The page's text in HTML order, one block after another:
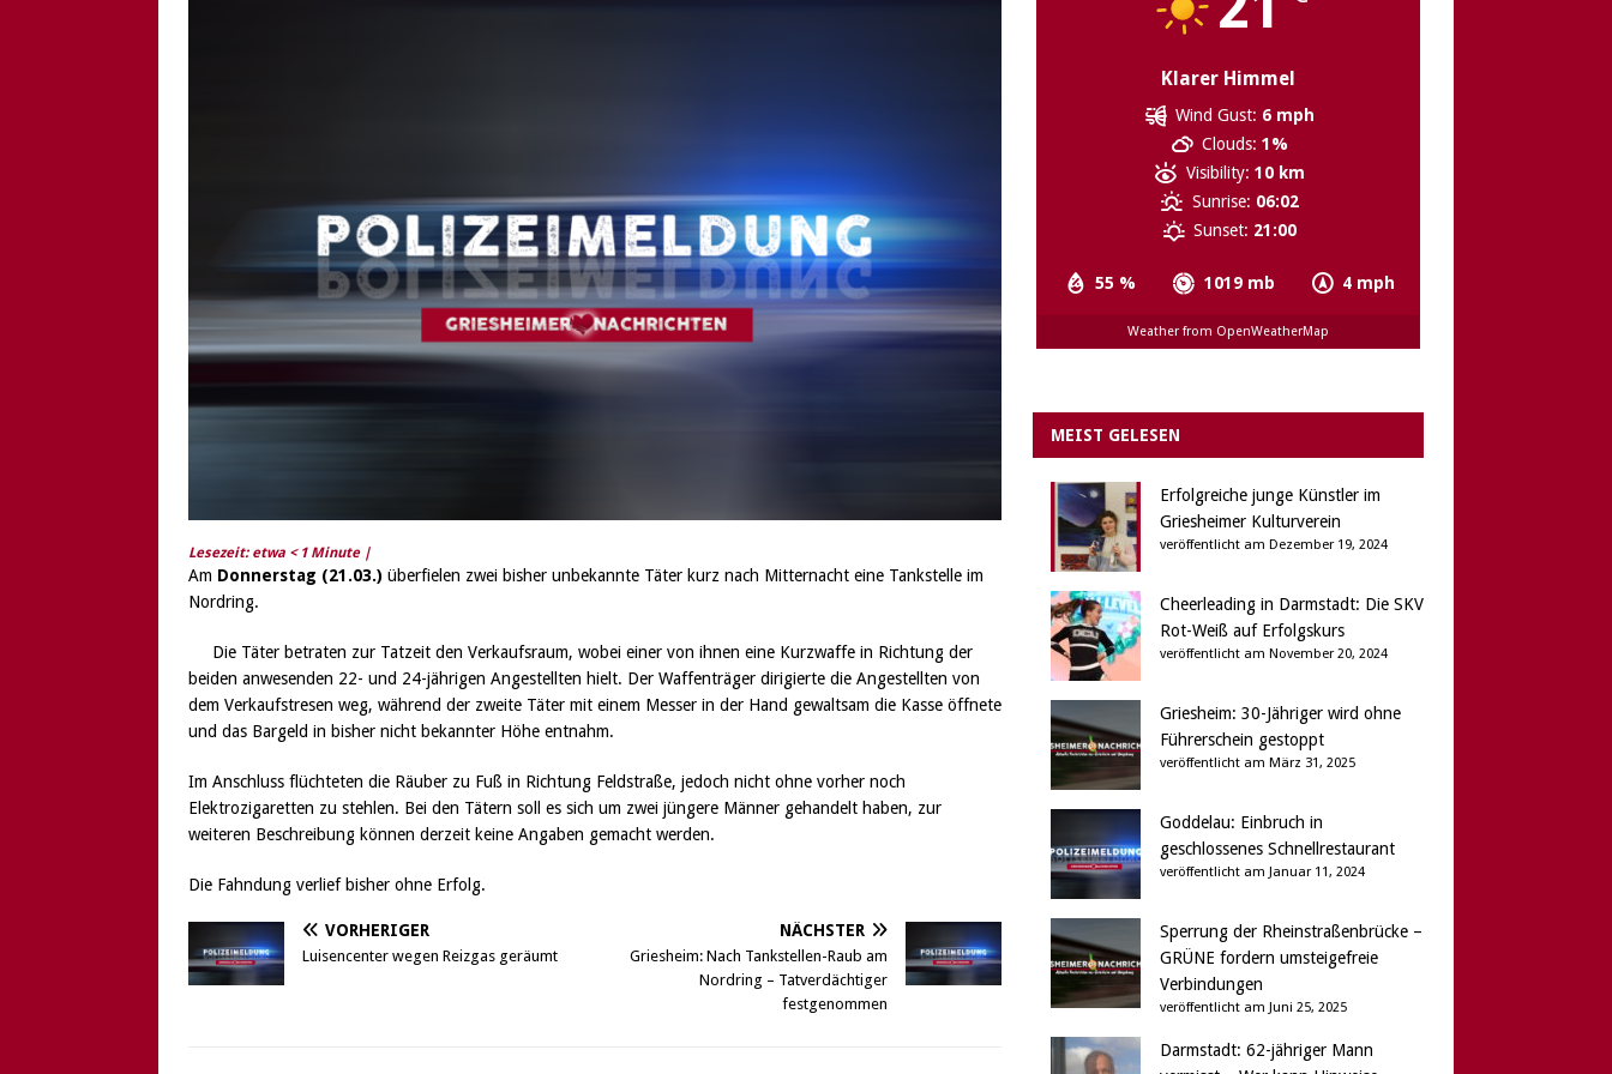
Lesezeit: etwa < 1 Minute |
Am Donnerstag (21.03.) überfielen zwei bisher unbekannte Täter kurz nach Mitternacht eine Tankstelle im
Nordring.
Die Täter betraten zur Tatzeit den Verkaufsraum, wobei einer von ihnen eine Kurzwaffe in Richtung der
beiden anwesenden 22- und 24-jährigen Angestellten hielt. Der Waffenträger dirigierte die Angestellten von
dem Verkaufstresen weg, während der zweite Täter mit einem Messer in der Hand gewaltsam die Kasse öffnete
und das Bargeld in bisher nicht bekannter Höhe entnahm.
Im Anschluss flüchteten die Räuber zu Fuß in Richtung Feldstraße, jedoch nicht ohne vorher noch
Elektrozigaretten zu stehlen. Bei den Tätern soll es sich um zwei jüngere Männer gehandelt haben, zur
weiteren Beschreibung können derzeit keine Angaben gemacht werden.
Die Fahndung verlief bisher ohne Erfolg.
VORHERIGER
Luisencenter wegen Reizgas geräumt
NÄCHSTER
Griesheim: Nach Tankstellen-Raub am
Nordring – Tatverdächtiger
festgenommen
Klarer Himmel
55 % 1019 mb 4 mph
Wind Gust: 6 mph
Clouds: 1%
Visibility: 10 km
Sunrise: 06:02
Sunset: 21:00
Weather from OpenWeatherMap
MEIST GELESEN
Erfolgreiche junge Künstler im
Griesheimer Kulturverein
veröffentlicht am Dezember 19, 2024
Cheerleading in Darmstadt: Die SKV
Rot-Weiß auf Erfolgskurs
veröffentlicht am November 20, 2024
Griesheim: 30-Jähriger wird ohne
Führerschein gestoppt
veröffentlicht am März 31, 2025
Goddelau: Einbruch in
geschlossenes Schnellrestaurant
veröffentlicht am Januar 11, 2024
Sperrung der Rheinstraßenbrücke –
GRÜNE fordern umsteigefreie
Verbindungen
veröffentlicht am Juni 25, 2025
Darmstadt: 62-jähriger Mann